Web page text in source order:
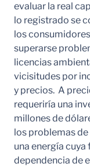
evaluar la real
lo registrado se
los
superarse
licencias
vicisitudes por
y precios. A
requeriría una
millones de
los problemas
una energía
dependencia de